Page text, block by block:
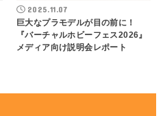
2025.11.07
巨大なプラモデルが目の前に！
『バーチャルホビーフェス2026』
メディア向け説明会レポート